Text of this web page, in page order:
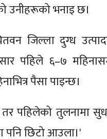
उनीहरूको भनाइ छ।
जिल्ला दुग्ध
पहिले ६–७
पैसा पाइन्छ।
तर पहिलेको तुलनामा
छिटो आउला।'